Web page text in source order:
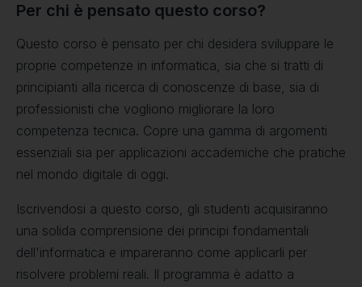
Per chi è pensato questo corso?
Questo corso è pensato per chi desidera sviluppare le
proprie competenze in informatica, sia che si tratti di
principianti alla ricerca di conoscenze di base, sia di
professionisti che vogliono migliorare la loro
competenza tecnica. Copre una gamma di argomenti
essenziali sia per applicazioni accademiche che pratiche
nel mondo digitale di oggi.
Iscrivendosi a questo corso, gli studenti acquisiranno
una solida comprensione dei principi fondamentali
dell'informatica e impareranno come applicarli per
risolvere problemi reali. Il programma è adatto a